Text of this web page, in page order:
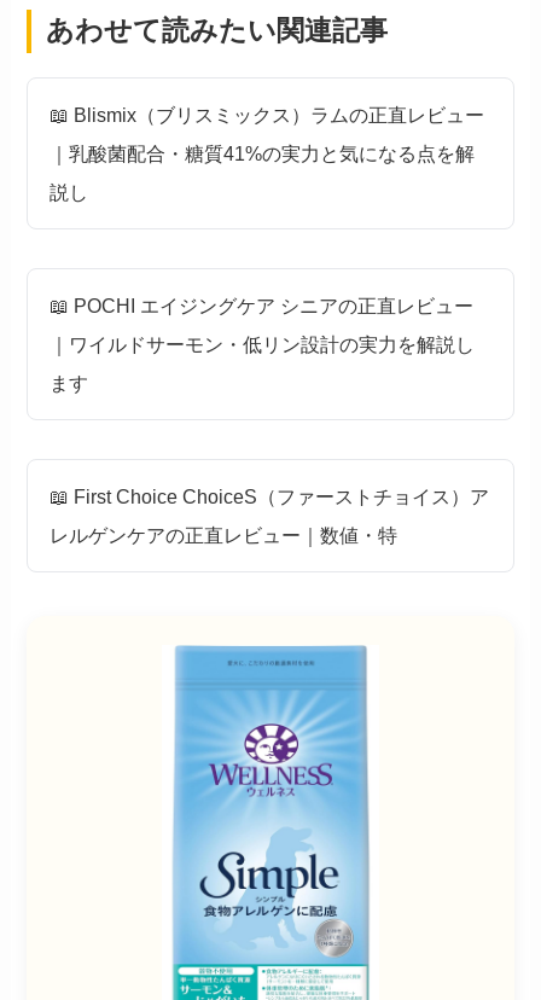
あわせて読みたい関連記事
📖 Blismix（ブリスミックス）ラムの正直レビュー
｜乳酸菌配合・糖質41%の実力と気になる点を解
説し
📖 POCHI エイジングケア シニアの正直レビュー
｜ワイルドサーモン・低リン設計の実力を解説し
ます
📖 First Choice ChoiceS（ファーストチョイス）ア
レルゲンケアの正直レビュー｜数値・特